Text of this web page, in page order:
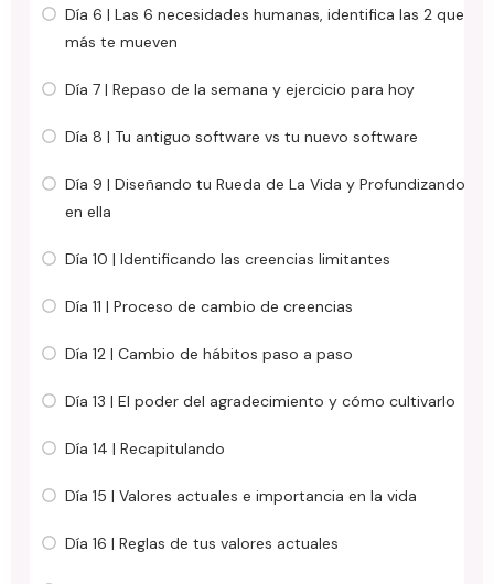
Día 6 | Las 6 necesidades humanas, identifica las 2 que
más te mueven
Día 7 | Repaso de la semana y ejercicio para hoy
Día 8 | Tu antiguo software vs tu nuevo software
Día 9 | Diseñando tu Rueda de La Vida y Profundizando
en ella
Día 10 | Identificando las creencias limitantes
Día 11 | Proceso de cambio de creencias
Día 12 | Cambio de hábitos paso a paso
Día 13 | El poder del agradecimiento y cómo cultivarlo
Día 14 | Recapitulando
Día 15 | Valores actuales e importancia en la vida
Día 16 | Reglas de tus valores actuales